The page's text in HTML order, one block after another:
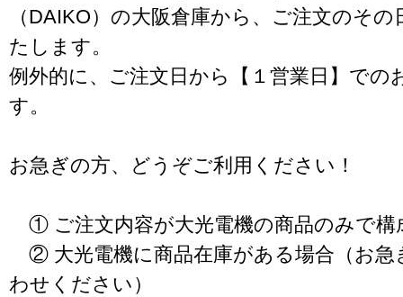
（DAIKO）の大阪倉庫から、ご注文のそ
たします。
例外的に、ご注文日から【１営業日】での
す。
お急ぎの方、どうぞご利用ください！
① ご注文内容が大光電機の商品のみで構
② 大光電機に商品在庫がある場合（お急
わせください）